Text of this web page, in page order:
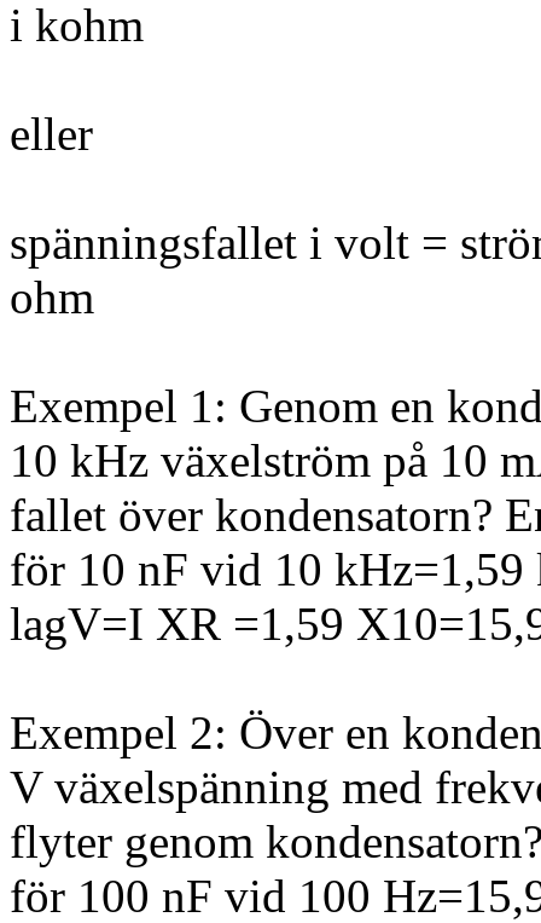
i kohm
eller
spänningsfallet i volt =
ohm
Exempel 1: Genom en
10 kHz växelström på 10
fallet över kondensatorn?
för 10 nF vid 10
lagV=I XR =1,59
Exempel 2: Över en
V växelspänning med
flyter genom
för 100 nF vid 100